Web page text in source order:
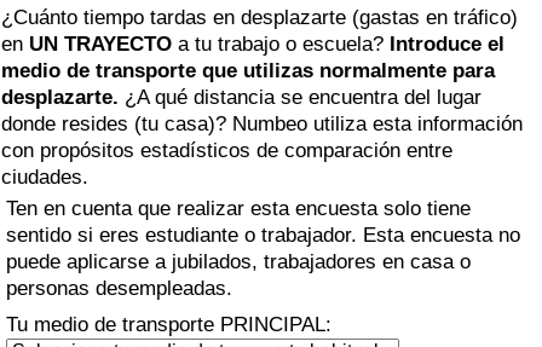
¿Cuánto tiempo tardas en desplazarte (gastas en tráfico)
en UN TRAYECTO a tu trabajo o escuela? Introduce el
medio de transporte que utilizas normalmente para
desplazarte. ¿A qué distancia se encuentra del lugar
donde resides (tu casa)? Numbeo utiliza esta información
con propósitos estadísticos de comparación entre
ciudades.
Ten en cuenta que realizar esta encuesta solo tiene
sentido si eres estudiante o trabajador. Esta encuesta no
puede aplicarse a jubilados, trabajadores en casa o
personas desempleadas.
Tu medio de transporte PRINCIPAL:
Índice de Costo de Vida
Índice de costo de vida por país
en aqaba
Índice de Precios de Inmuebles
Índice de Precios de Inmuebles por País
Índice de Calidad de Vida (Actual)
Índice de calidad de vida por país
Delincuencia
Calificación del Índice de Criminalidad
(Actual)
Índice de Criminalidad